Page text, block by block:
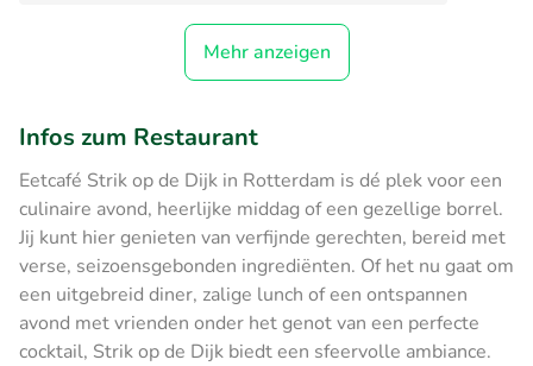
Mehr anzeigen
Infos zum Restaurant
Eetcafé Strik op de Dijk in Rotterdam is dé plek voor een
culinaire avond, heerlijke middag of een gezellige borrel.
Jij kunt hier genieten van verfijnde gerechten, bereid met
verse, seizoensgebonden ingrediënten. Of het nu gaat om
een uitgebreid diner, zalige lunch of een ontspannen
avond met vrienden onder het genot van een perfecte
cocktail, Strik op de Dijk biedt een sfeervolle ambiance.